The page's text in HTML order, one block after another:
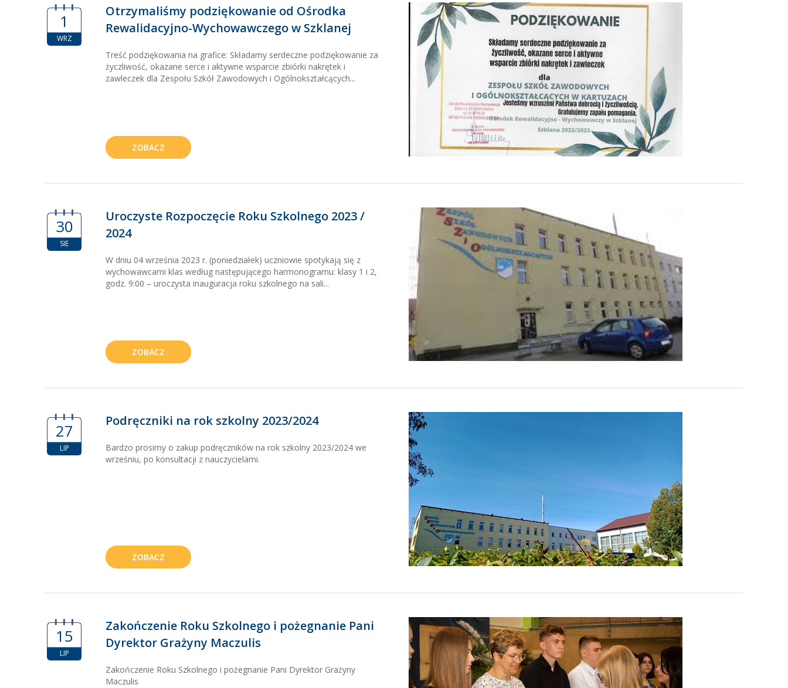
1
WRZ
Otrzymaliśmy podziękowanie od Ośrodka
Rewalidacyjno-Wychowawczego w Szklanej
Treść podziękowania na grafice: Składamy serdeczne podziękowanie za
życzliwość, okazane serce i aktywne wsparcie zbiórki nakrętek i
zawleczek dla Zespołu Szkół Zawodowych i Ogólnokształcących...
ZOBACZ
30
SIE
Uroczyste Rozpoczęcie Roku Szkolnego 2023 /
2024
W dniu 04 września 2023 r. (poniedziałek) uczniowie spotykają się z
wychowawcami klas według następującego harmonogramu: klasy 1 i 2,
godz. 9:00 – uroczysta inauguracja roku szkolnego na sali...
ZOBACZ
27
LIP
Podręczniki na rok szkolny 2023/2024
Bardzo prosimy o zakup podręczników na rok szkolny 2023/2024 we
wrześniu, po konsultacji z nauczycielami.
ZOBACZ
15
LIP
Zakończenie Roku Szkolnego i pożegnanie Pani
Dyrektor Grażyny Maczulis
Zakończenie Roku Szkolnego i pożegnanie Pani Dyrektor Grażyny
Maczulis